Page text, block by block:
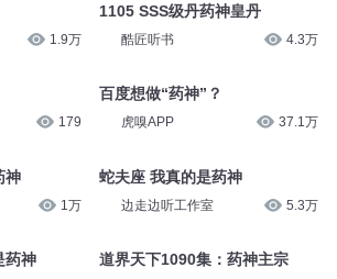
1.9万
179
神
1万
药神
1105 SSS级丹药神皇丹
酷匠听书 4.3万
百度想做“药神”？
虎嗅APP 37.1万
蛇夫座 我真的是药神
边走边听工作室 5.3万
道界天下1090集：药神主宗